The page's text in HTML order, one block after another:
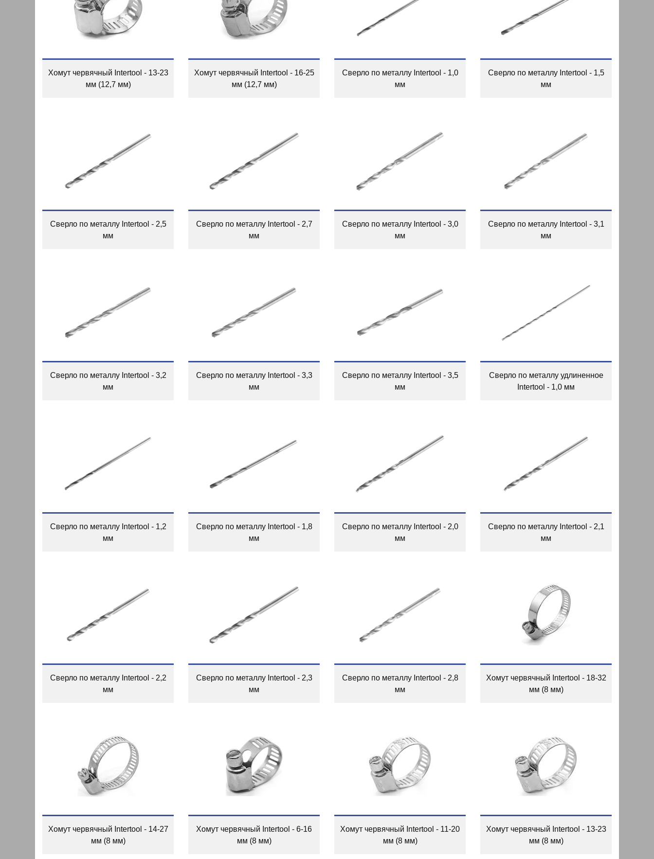
Хомут червячный Intertool - 13-23
мм (12,7 мм)
Хомут червячный Intertool - 16-25
мм (12,7 мм)
Сверло по металлу Intertool - 1,0
мм
Сверло по металлу Intertool - 1,5
мм
Сверло по металлу Intertool - 2,5
мм
Сверло по металлу Intertool - 2,7
мм
Сверло по металлу Intertool - 3,0
мм
Сверло по металлу Intertool - 3,1
мм
Сверло по металлу Intertool - 3,2
мм
Сверло по металлу Intertool - 3,3
мм
Сверло по металлу Intertool - 3,5
мм
Сверло по металлу удлиненное
Intertool - 1,0 мм
Сверло по металлу Intertool - 1,2
мм
Сверло по металлу Intertool - 1,8
мм
Сверло по металлу Intertool - 2,0
мм
Сверло по металлу Intertool - 2,1
мм
Сверло по металлу Intertool - 2,2
мм
Сверло по металлу Intertool - 2,3
мм
Сверло по металлу Intertool - 2,8
мм
Хомут червячный Intertool - 18-32
мм (8 мм)
Хомут червячный Intertool - 14-27
мм (8 мм)
Хомут червячный Intertool - 6-16
мм (8 мм)
Хомут червячный Intertool - 11-20
мм (8 мм)
Хомут червячный Intertool - 13-23
мм (8 мм)